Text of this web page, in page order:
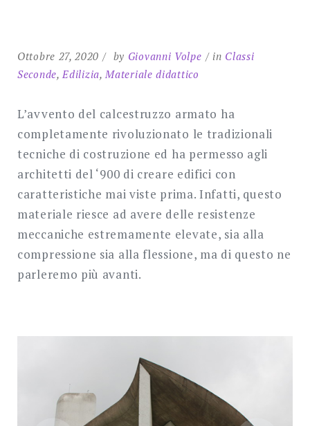
Ottobre 27, 2020 by Giovanni Volpe in Classi
Seconde,Edilizia,Materiale didattico
L’avvento del calcestruzzo armato ha
completamente rivoluzionato le tradizionali
tecniche di costruzione ed ha permesso agli
architetti del ‘900 di creare edifici con
caratteristiche mai viste prima. Infatti, questo
materiale riesce ad avere delle resistenze
meccaniche estremamente elevate, sia alla
compressione sia alla flessione, ma di questo ne
parleremo più avanti.